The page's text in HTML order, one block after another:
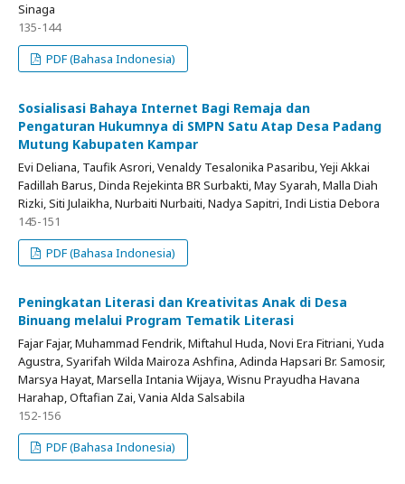
Sinaga
135-144
PDF (Bahasa Indonesia)
Sosialisasi Bahaya Internet Bagi Remaja dan
Pengaturan Hukumnya di SMPN Satu Atap Desa Padang
Mutung Kabupaten Kampar
Evi Deliana, Taufik Asrori, Venaldy Tesalonika Pasaribu, Yeji Akkai
Fadillah Barus, Dinda Rejekinta BR Surbakti, May Syarah, Malla Diah
Rizki, Siti Julaikha, Nurbaiti Nurbaiti, Nadya Sapitri, Indi Listia Debora
145-151
PDF (Bahasa Indonesia)
Peningkatan Literasi dan Kreativitas Anak di Desa
Binuang melalui Program Tematik Literasi
Fajar Fajar, Muhammad Fendrik, Miftahul Huda, Novi Era Fitriani, Yuda
Agustra, Syarifah Wilda Mairoza Ashfina, Adinda Hapsari Br. Samosir,
Marsya Hayat, Marsella Intania Wijaya, Wisnu Prayudha Havana
Harahap, Oftafian Zai, Vania Alda Salsabila
152-156
PDF (Bahasa Indonesia)